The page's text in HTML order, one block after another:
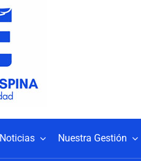
Noticias Nuestra Gestión